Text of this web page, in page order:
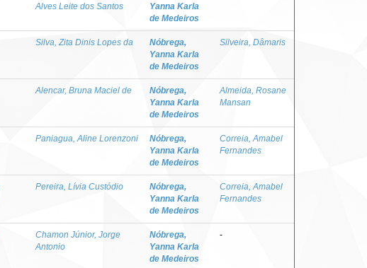
Alves Leite dos Santos
Yanna Karla
de Medeiros
Silva, Zita Dinis Lopes da
Nóbrega,
Yanna Karla
de Medeiros
Silveira, Dâmaris
Alencar, Bruna Maciel de
Nóbrega,
Yanna Karla
de Medeiros
Almeida, Rosane
Mansan
Paniagua, Aline Lorenzoni
Nóbrega,
Yanna Karla
de Medeiros
Correia, Amabel
Fernandes
Pereira, Lívia Custódio
Nóbrega,
Yanna Karla
de Medeiros
Correia, Amabel
Fernandes
Chamon Júnior, Jorge
Antonio
Nóbrega,
Yanna Karla
de Medeiros
-